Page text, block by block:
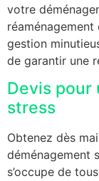
votre
gestion
de garantir une
Devis pour
stress
Obtenez dès
déménagement
s’occupe de